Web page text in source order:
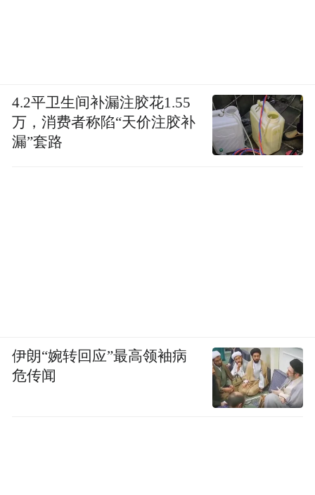
4.2平卫生间补漏注胶花1.55
万，消费者称陷“天价注胶补
漏”套路
伊朗“婉转回应”最高领袖病
危传闻